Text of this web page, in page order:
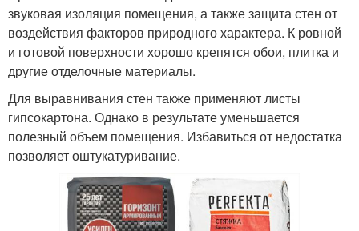
звуковая изоляция помещения, а также защита стен от
воздействия факторов природного характера. К ровной
и готовой поверхности хорошо крепятся обои, плитка и
другие отделочные материалы.
Для выравнивания стен также применяют листы
гипсокартона. Однако в результате уменьшается
полезный объем помещения. Избавиться от недостатка
позволяет оштукатуривание.